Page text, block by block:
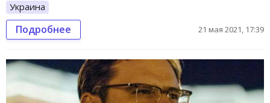
Украина
Подробнее 21 мая 2021, 17:39